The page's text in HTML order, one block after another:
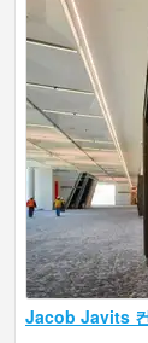
Jacob Javits